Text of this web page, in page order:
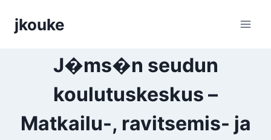
sisältöön
jkouke
J�ms�n seudun
koulutuskeskus –
Matkailu-, ravitsemis- ja